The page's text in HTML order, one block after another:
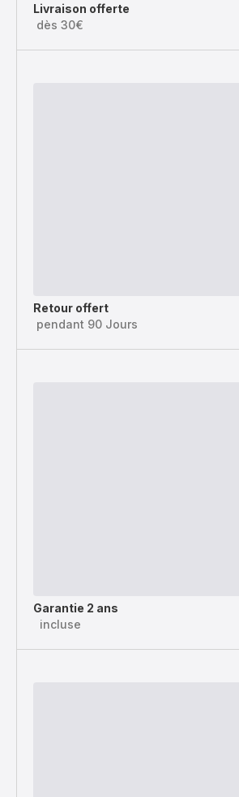
Livraison offerte
dès 30€
Retour offert
pendant 90 Jours
Garantie 2 ans
incluse